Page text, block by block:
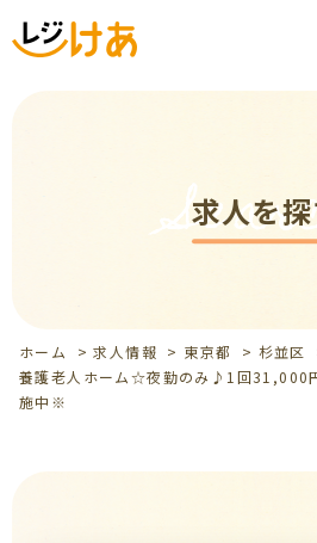
求人を
ホーム >求人情報 > 東京都 > 杉並区
養護老人ホーム☆夜勤のみ♪1回31,000
施中※